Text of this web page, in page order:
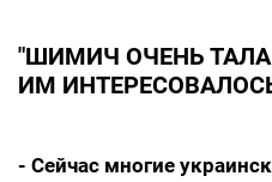
"ШИМИЧ ОЧЕНЬ
ИМ
- Сейчас многие